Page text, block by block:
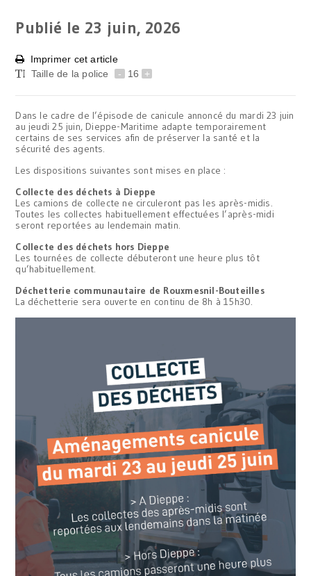
Publié le 23 juin, 2026
Imprimer cet article
Taille de la police
- 16 +
Dans le cadre de l’épisode de canicule annoncé du mardi 23 juin
au jeudi 25 juin, Dieppe-Maritime adapte temporairement
certains de ses services afin de préserver la santé et la
sécurité des agents.
Les dispositions suivantes sont mises en place :
Collecte des déchets à Dieppe
Les camions de collecte ne circuleront pas les après-midis.
Toutes les collectes habituellement effectuées l’après-midi
seront reportées au lendemain matin.
Collecte des déchets hors Dieppe
Les tournées de collecte débuteront une heure plus tôt
qu’habituellement.
Déchetterie communautaire de Rouxmesnil-Bouteilles
La déchetterie sera ouverte en continu de 8h à 15h30.